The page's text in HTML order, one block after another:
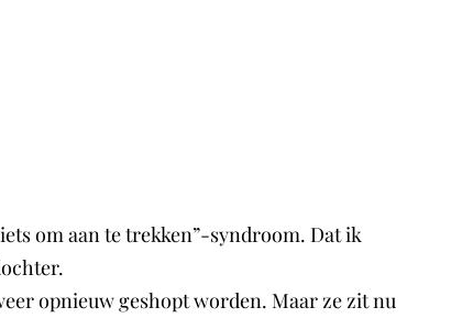
om aan te trekken”-syndroom. Dat ik
opnieuw geshopt worden. Maar ze zit nu